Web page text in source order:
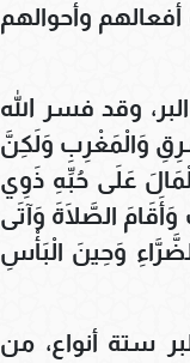
أفعالهم وأحوالهم
وقد فسر الله
وَالْمَغْرِبِ وَلَكِنَّ
الْمَالَ عَلَى حُبِّهِ ذَوِي
الصَّلَاةَ وَآتَى
وَحِينَ الْبَأْسِ
ستة أنواع، من